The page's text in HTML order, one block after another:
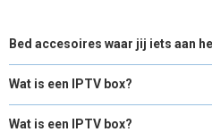
Bed accesoires waar jij iets aan
Wat is een IPTV box?
Wat is een IPTV box?